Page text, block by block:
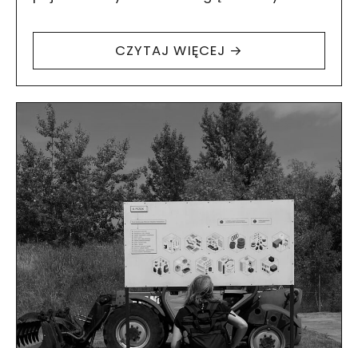
Centrala odwiedziliśmy Floating University
Berlin, ZK/U, Prinzessinnengärten, Atelier
Fanelsa oraz Water…
CZYTAJ WIĘCEJ →